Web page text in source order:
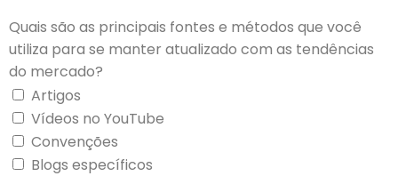
Quais são as principais fontes e métodos que você
utiliza para se manter atualizado com as tendências
do mercado?
Artigos
Vídeos no YouTube
Convenções
Blogs específicos